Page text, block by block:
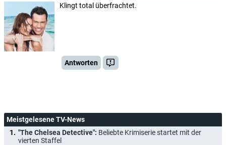
Klingt total überfrachtet.
Antworten
Meistgelesene TV-News
"The Chelsea Detective": Beliebte Krimiserie startet mit der
vierten Staffel